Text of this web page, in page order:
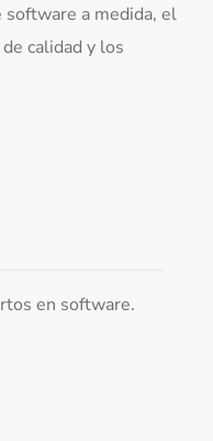
a medida, el
calidad y los
en software.